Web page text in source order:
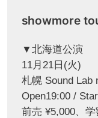
showmore
▼北海道公演
11月21日(火)
札幌 Sound Lab
Open19:00 /
前売 ¥5,000、